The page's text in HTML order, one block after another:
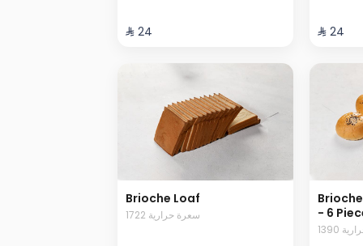
⁨⁦‪‬ 24⁩ ⁨⁦‪‬ 24⁩
Brioche Loaf
1722 سعرة حرارية
- 6